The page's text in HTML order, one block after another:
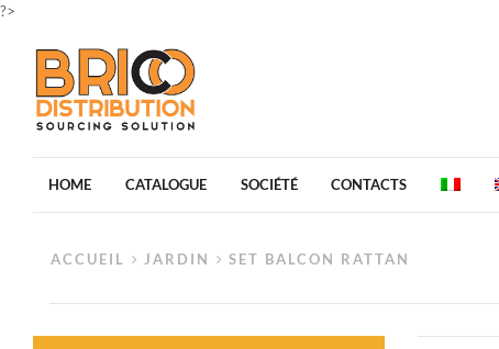
?>
HOME CATALOGUE SOCIÉTÉ CONTACTS
ACCUEIL JARDIN SET BALCON RATTAN